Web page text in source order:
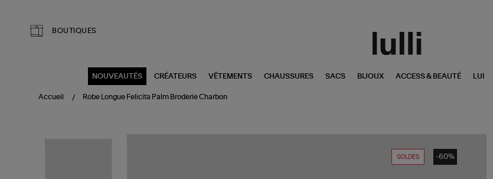
BOUTIQUES
NOUVEAUTÉS CRÉATEURS VÊTEMENTS CHAUSSURES SACS BIJOUX ACCESS & BEAUTÉ LUI
Accueil Robe Longue Felicita Palm Broderie Charbon
SOLDES -60%